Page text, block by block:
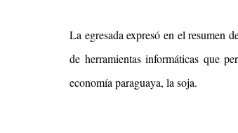
La egresada expresó en el resumen
de herramientas informáticas que
economía paraguaya, la soja.